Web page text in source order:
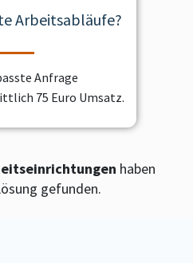
Arbeitsabläufe?
Anfrage
75 Euro Umsatz.
haben
gefunden.